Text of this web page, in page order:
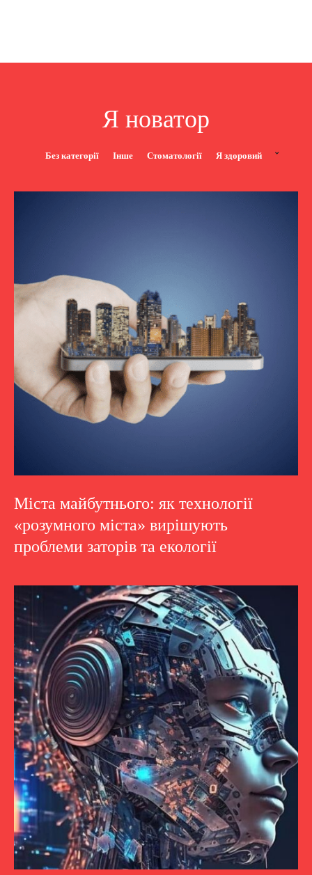
Я новатор
Без категорії Інше Стоматології Я здоровий
Міста майбутнього: як технології
«розумного міста» вирішують
проблеми заторів та екології